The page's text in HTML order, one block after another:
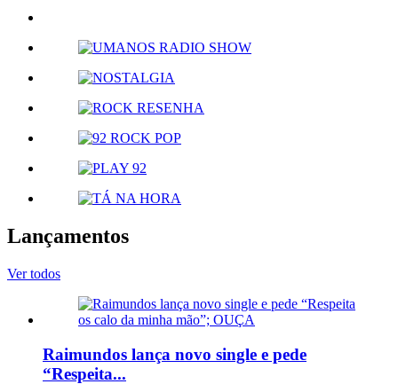
Lançamentos
Ver todos
Raimundos lança novo single e pede
“Respeita...